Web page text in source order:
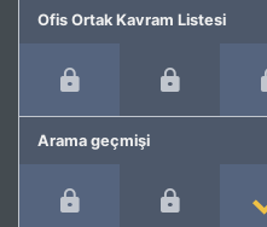
Ofis Ortak Kavram Listesi
Arama geçmişi